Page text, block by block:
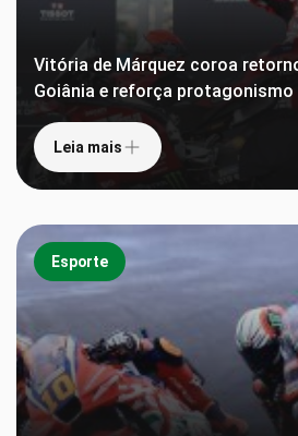
Vitória de Márquez coroa
Goiânia e reforça protagonismo
Leia mais
Esporte